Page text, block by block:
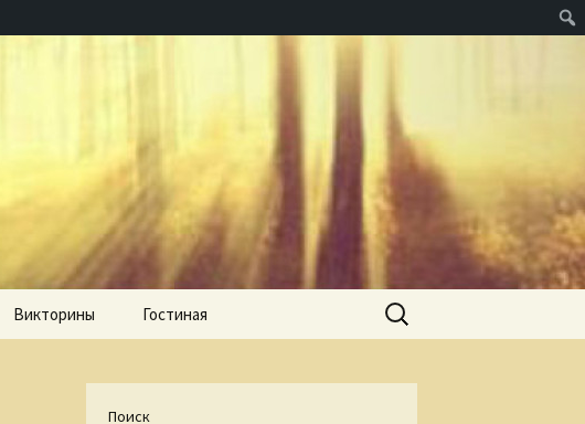
Викторины Гостиная
Найти:
Поиск